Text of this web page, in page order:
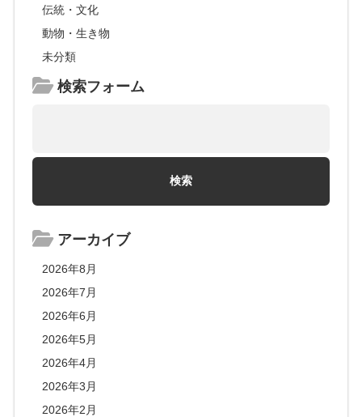
伝統・文化
動物・生き物
未分類
検索フォーム
アーカイブ
2026年8月
2026年7月
2026年6月
2026年5月
2026年4月
2026年3月
2026年2月